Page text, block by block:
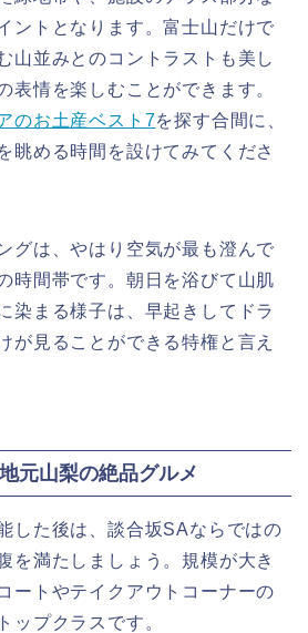
ントとなります。富士山だけで
山並みとのコントラストも美し
表情を楽しむことができます。
のお土産ベスト7を探す合間に、
眺める時間を設けてみてくださ
グは、やはり空気が最も澄んで
時間帯です。朝日を浴びて山肌
染まる様子は、早起きしてドラ
が見ることができる特権と言え
元山梨の絶品グルメ
した後は、談合坂SAならではの
を満たしましょう。規模が大き
ートやテイクアウトコーナーの
ップクラスです。